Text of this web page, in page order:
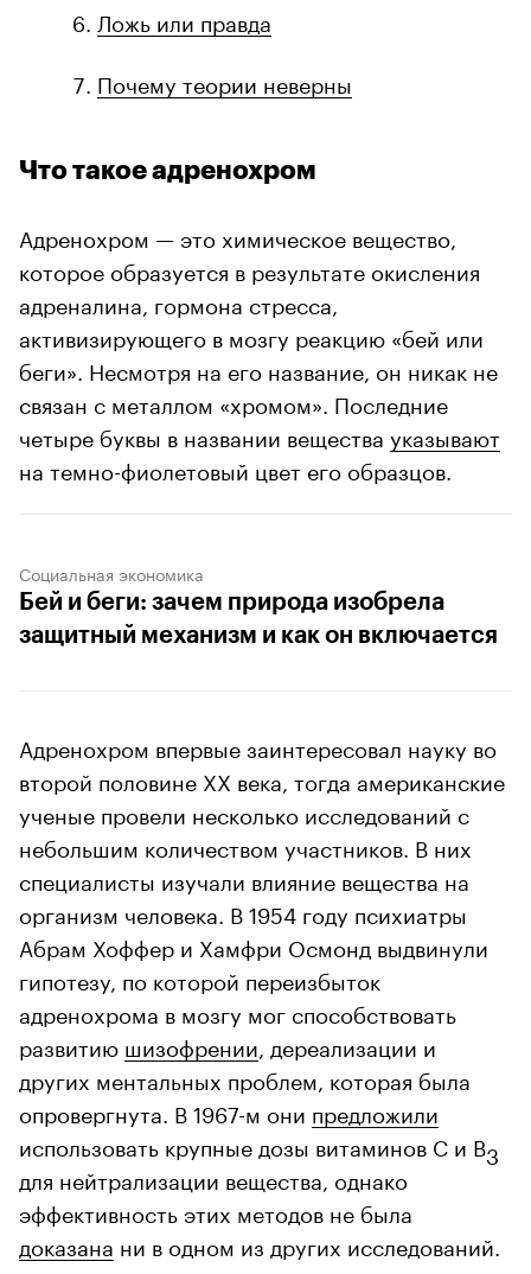
Ложь или правда
Почему теории неверны
Что такое адренохром
Адренохром — это химическое вещество,
которое образуется в результате окисления
адреналина, гормона стресса,
активизирующего в мозгу реакцию «бей или
беги». Несмотря на его название, он никак не
связан с металлом «хромом». Последние
четыре буквы в названии вещества указывают
на темно-фиолетовый цвет его образцов.
Социальная экономика
Бей и беги: зачем природа изобрела
защитный механизм и как он включается
Адренохром впервые заинтересовал науку во
второй половине ХХ века, тогда американские
ученые провели несколько исследований с
небольшим количеством участников. В них
специалисты изучали влияние вещества на
организм человека. В 1954 году психиатры
Абрам Хоффер и Хамфри Осмонд выдвинули
гипотезу, по которой переизбыток
адренохрома в мозгу мог способствовать
развитию шизофрении , дереализации и
других ментальных проблем, которая была
опровергнута. В 1967-м они предложили
использовать крупные дозы витаминов С и В3
для нейтрализации вещества, однако
эффективность этих методов не была
доказана ни в одном из других исследований.